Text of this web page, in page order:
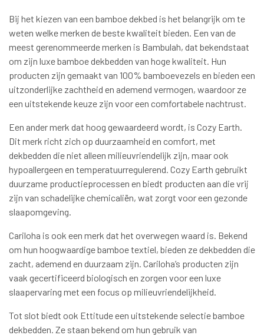
Bij het kiezen van een bamboe dekbed is het belangrijk om te
weten welke merken de beste kwaliteit bieden. Een van de
meest gerenommeerde merken is Bambulah, dat bekendstaat
om zijn luxe bamboe dekbedden van hoge kwaliteit. Hun
producten zijn gemaakt van 100% bamboevezels en bieden een
uitzonderlijke zachtheid en ademend vermogen, waardoor ze
een uitstekende keuze zijn voor een comfortabele nachtrust.
Een ander merk dat hoog gewaardeerd wordt, is Cozy Earth.
Dit merk richt zich op duurzaamheid en comfort, met
dekbedden die niet alleen milieuvriendelijk zijn, maar ook
hypoallergeen en temperatuurregulerend. Cozy Earth gebruikt
duurzame productieprocessen en biedt producten aan die vrij
zijn van schadelijke chemicaliën, wat zorgt voor een gezonde
slaapomgeving.
Cariloha is ook een merk dat het overwegen waard is. Bekend
om hun hoogwaardige bamboe textiel, bieden ze dekbedden die
zacht, ademend en duurzaam zijn. Cariloha’s producten zijn
vaak gecertificeerd biologisch en zorgen voor een luxe
slaapervaring met een focus op milieuvriendelijkheid.
Tot slot biedt ook Ettitude een uitstekende selectie bamboe
dekbedden. Ze staan bekend om hun gebruik van